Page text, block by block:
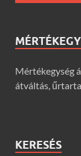
Mértékegység
átváltás,
KERESÉS